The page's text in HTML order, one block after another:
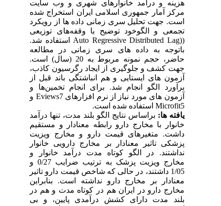
هزینه و درآمد خانوارهای شهری و وب سایت
مرکز آمار جمهوری اسلامی ایران استخراج شده
است. جهت تحلیل سری زمانی داده ها از رویکرد
تجمعی و الگوخود توضیح با وقفه‌های توزیعی
((Auto Regressive Distributed Lag استفاده شد.
باتوجه به داده های سری زمانی در مطالعه
حاضر، حجم نمونه مربوط به 20 (سال) است.
جهت کشف و جلوگیری از ایجاد رگرسیون کاذب،
آزمون‌ های ایستایی و هم انباشتگی باند قبل از
برآورد الگو انجام شد. برای انجام تخمین‌ها و
آزمون های مورد نیاز از نرم افزارهای Eviews7 و
Microfit5 استفاده شده است.
یافته ها:براساس نتایج الگو بلند مدت، تنها درآمد
خانوار با مخارج دارو رابطه معنادار و مستقیم
داشت. متغیرهای قیمت دارو و مخارج ویزیت
پزشکی تاثیر معنادار بر مخارج دارویی خانوار
نداشتند. در الگو کوتاه مدت درآمد خانوار و
مخارج ویزیت پزشک به ترتیب ضرایب 0/27 و
1/05 داشتند، در حالی که شاخص قیمت دارو تاثیر
معنادار بر مخارج دارو نداشته است. بنابراین
مخارج دارو در ایران هم در کوتاه مدت و هم در
بلند مدت دارای کشش درآمدی پایین، و بی